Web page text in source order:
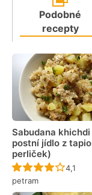
Podobné
recepty
Sabudana
postní jídlo z
perliček)
4,1
petram